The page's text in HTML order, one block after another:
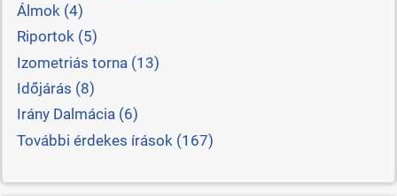
Álmok (4)
Riportok (5)
Izometriás torna (13)
Időjárás (8)
Irány Dalmácia (6)
További érdekes írások (167)